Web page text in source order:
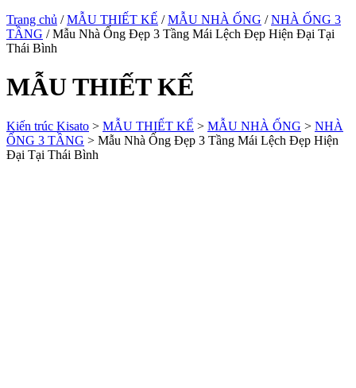
Trang chủ /MẪU THIẾT KẾ /MẪU NHÀ ỐNG /NHÀ ỐNG 3
TẦNG / Mẫu Nhà Ống Đẹp 3 Tầng Mái Lệch Đẹp Hiện Đại Tại
Thái Bình
MẪU THIẾT KẾ
Kiến trúc Kisato > MẪU THIẾT KẾ > MẪU NHÀ ỐNG > NHÀ
ỐNG 3 TẦNG > Mẫu Nhà Ống Đẹp 3 Tầng Mái Lệch Đẹp Hiện
Đại Tại Thái Bình